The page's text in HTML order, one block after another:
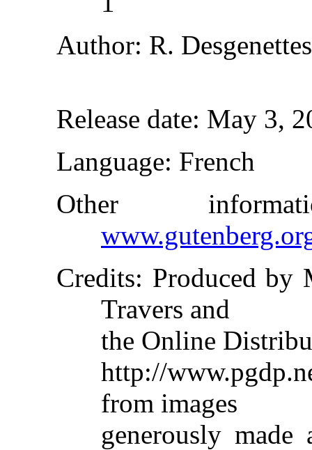
Author: R. Desgenettes
Release date: May 3,
Language: French
Other
Credits: Produced by
Travers and
the Online
http://
from images
generously